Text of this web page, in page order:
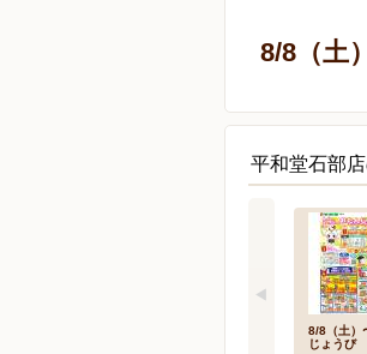
8/8（土
平和堂石部
8/8（土）
じょうび